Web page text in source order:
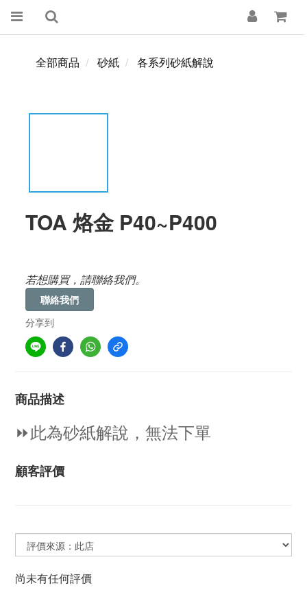
全部商品 砂紙 各系列砂紙解說
TOA 烙金 P40~P400
若想購買，請聯絡我們。
聯絡我們
分享到
商品描述
⏩此為砂紙解說，無法下單
顧客評價
尚未有任何評價